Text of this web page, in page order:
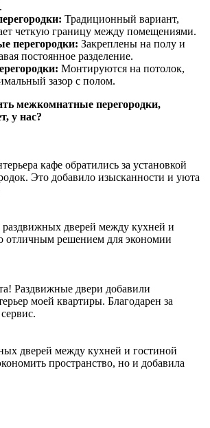
Традиционный вариант,
четкую границу между помещениями.
перегородки: Закреплены на полу и
постоянное разделение.
Монтируются на потолок,
зазор с полом.
межкомнатные перегородки,
у нас?
кафе обратились за установкой
Это добавило изысканности и уюта
раздвижных дверей между кухней и
отличным решением для экономии
Раздвижные двери добавили
моей квартиры. Благодарен за
дверей между кухней и гостиной
пространство, но и добавила